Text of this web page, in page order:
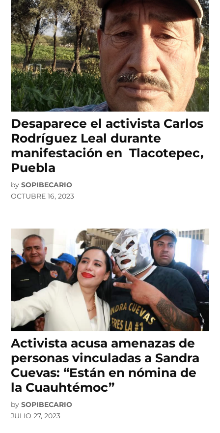
Desaparece el activista Carlos
Rodríguez Leal durante
manifestación en Tlacotepec,
Puebla
by SOPIBECARIO
OCTUBRE 16, 2023
Activista acusa amenazas de
personas vinculadas a Sandra
Cuevas: “Están en nómina de
la Cuauhtémoc”
by SOPIBECARIO
JULIO 27, 2023